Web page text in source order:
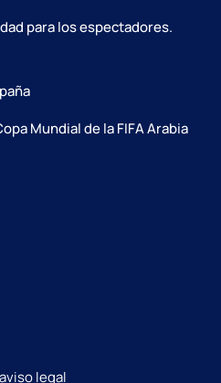
para los espectadores.
Mundial de la FIFA Arabia
legal